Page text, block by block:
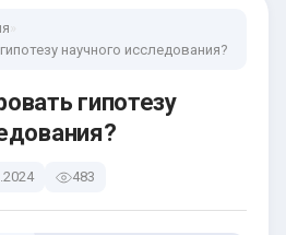
»
научного исследования?
гипотезу
483